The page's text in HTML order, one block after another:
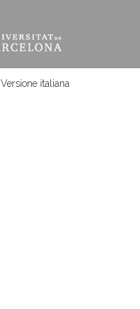
Versione italiana